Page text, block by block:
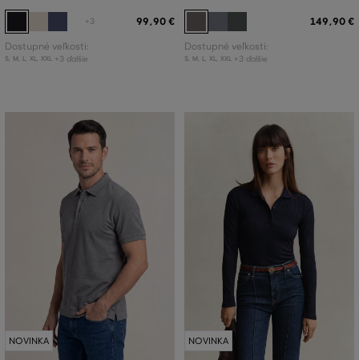
+3 99,90 €
Dostupné veľkosti:
S, M L, XL, XXL +3 ďalšie
149,90 €
Dostupné veľkosti:
S, M L, XL, XXL +3 ďalšie
NOVINKA NOVINKA